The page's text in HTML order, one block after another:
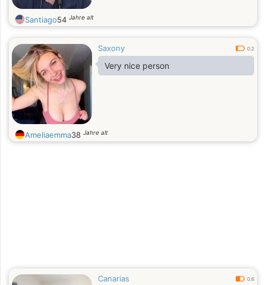
Santiago54 Jahre alt
Saxony 0.2
Very nice person
Ameliaemma38 Jahre alt
Canarias 0.6